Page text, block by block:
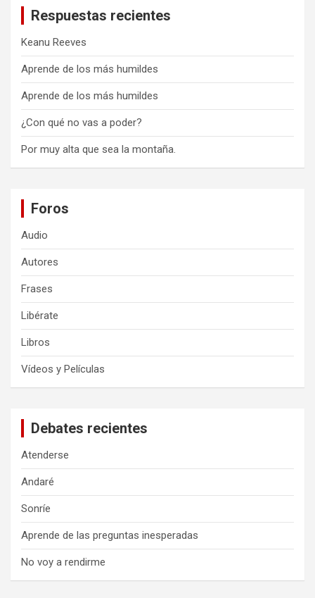
Respuestas recientes
Keanu Reeves
Aprende de los más humildes
Aprende de los más humildes
¿Con qué no vas a poder?
Por muy alta que sea la montaña.
Foros
Audio
Autores
Frases
Libérate
Libros
Vídeos y Películas
Debates recientes
Atenderse
Andaré
Sonríe
Aprende de las preguntas inesperadas
No voy a rendirme